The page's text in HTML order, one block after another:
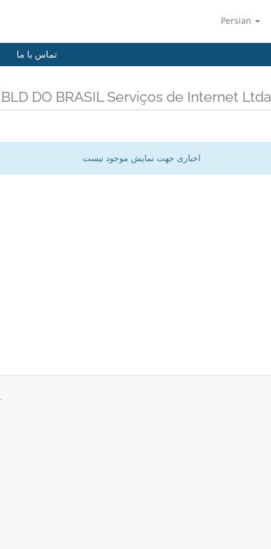
Persian
تماس با ما
آخرین اخبار BLD DO BRASIL Serviços de Internet Ltda
اخباری جهت نمایش موجود نیست
تمامی حقوق برای © 2026 BLD DO BRASIL Serviços de Internet Ltda. محفوط می باشد.